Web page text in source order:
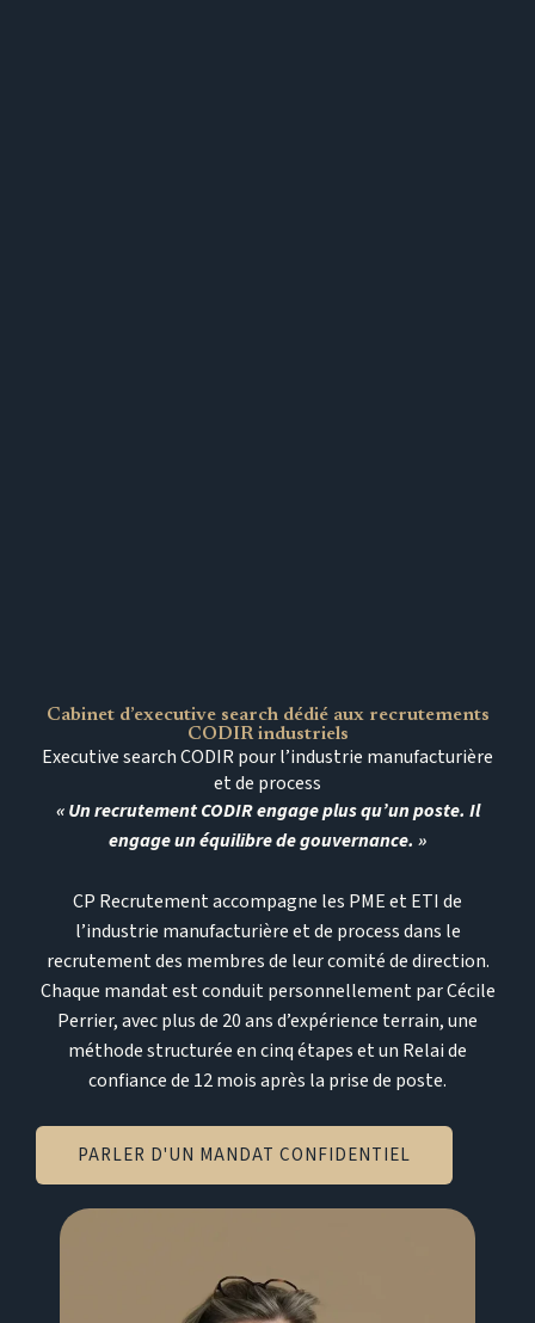
Cabinet d’executive search dédié aux recrutements
CODIR industriels
Executive search CODIR pour l’industrie manufacturière
et de process
« Un recrutement CODIR engage plus qu’un poste. Il
engage un équilibre de gouvernance. »
CP Recrutement accompagne les PME et ETI de
l’industrie manufacturière et de process dans le
recrutement des membres de leur comité de direction.
Chaque mandat est conduit personnellement par Cécile
Perrier, avec plus de 20 ans d’expérience terrain, une
méthode structurée en cinq étapes et un Relai de
confiance de 12 mois après la prise de poste.
PARLER D'UN MANDAT CONFIDENTIEL